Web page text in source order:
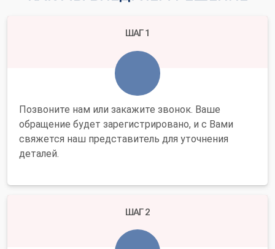
ШАГ 1
Позвоните нам или закажите звонок. Ваше
обращение будет зарегистрировано, и с Вами
свяжется наш представитель для уточнения
деталей.
ШАГ 2